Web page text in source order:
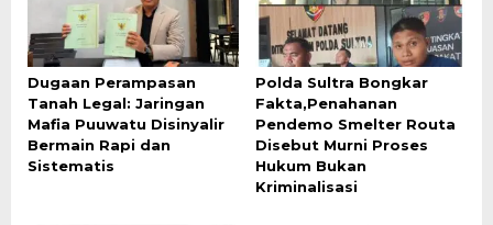
Dugaan Perampasan
Tanah Legal: Jaringan
Mafia Puuwatu Disinyalir
Bermain Rapi dan
Sistematis
Polda Sultra Bongkar
Fakta,Penahanan
Pendemo Smelter Routa
Disebut Murni Proses
Hukum Bukan
Kriminalisasi